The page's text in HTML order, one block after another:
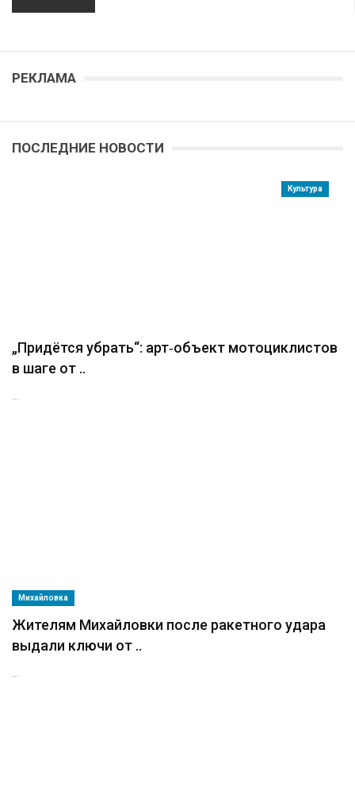
РЕКЛАМА
ПОСЛЕДНИЕ НОВОСТИ
Культура
„Придётся убрать“: арт‑объект мотоциклистов
в шаге от ..
...
Михайловка
Жителям Михайловки после ракетного удара
выдали ключи от ..
...